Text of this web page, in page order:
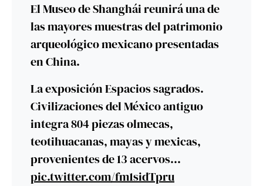
El Museo de Shanghái reunirá una de
las mayores muestras del patrimonio
arqueológico mexicano presentadas
en China.
La exposición Espacios sagrados.
Civilizaciones del México antiguo
integra 804 piezas olmecas,
teotihuacanas, mayas y mexicas,
provenientes de 13 acervos…
pic.twitter.com/fm1sidTpru